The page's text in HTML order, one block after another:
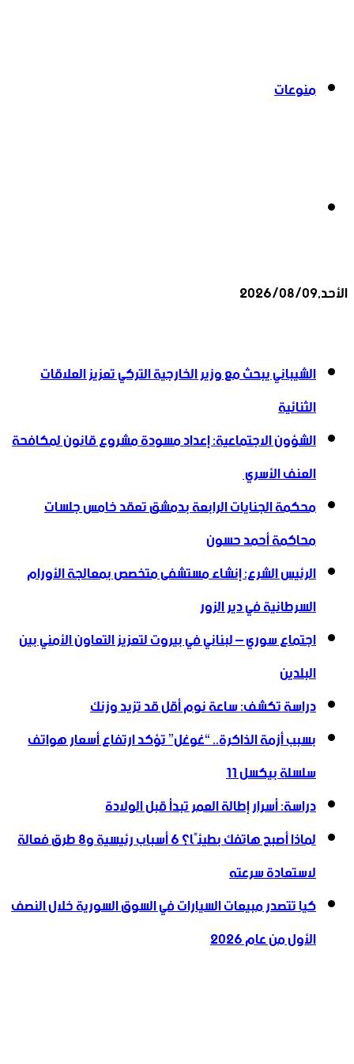
منوعات
الأحد,2026/08/09
الشيباني يبحث مع وزير الخارجية التركي تعزيز العلاقات
الثنائية
الشؤون الاجتماعية: إعداد مسودة مشروع قانون لمكافحة
العنف الأسري ‏
محكمة الجنايات الرابعة بدمشق تعقد خامس جلسات
محاكمة أحمد حسون
الرئيس الشرع: إنشاء ‌‏مستشفى متخصص بمعالجة الأورام
السرطانية في دير الزور
اجتماع سوري – لبناني في بيروت لتعزيز التعاون ‏الأمني ‏بين
البلدين
دراسة تكشف: ساعة نوم أقل قد تزيد وزنك
بسبب أزمة الذاكرة.. “غوغل” تؤكد ارتفاع أسعار هواتف
سلسلة بيكسل 11
دراسة: أسرار إطالة العمر تبدأ قبل الولادة
لماذا أصبح هاتفك بطيئًا؟ 6 أسباب رئيسية و8 طرق فعالة
لاستعادة سرعته
كيا تتصدر مبيعات السيارات في السوق السورية خلال النصف
الأول من عام 2026